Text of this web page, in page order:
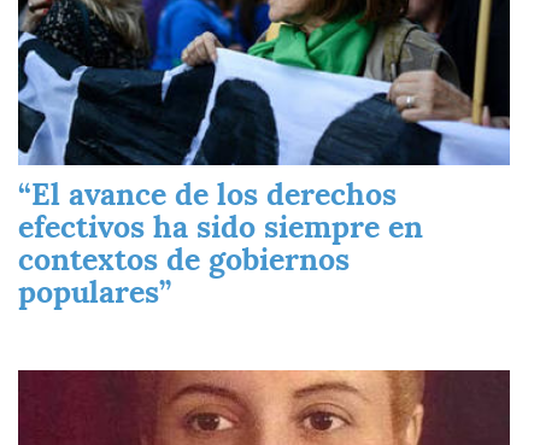
“El avance de los derechos
efectivos ha sido siempre en
contextos de gobiernos
populares”